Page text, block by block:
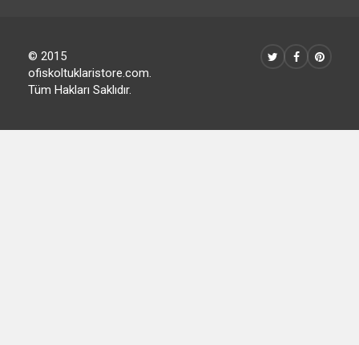
© 2015
ofiskoltuklaristore.com.
Tüm Hakları Saklıdır.